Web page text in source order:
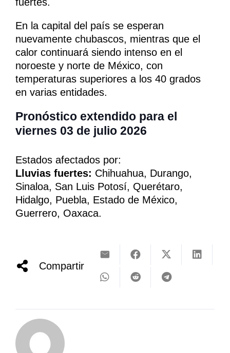
En la capital del país se esperan
nuevamente chubascos, mientras que el
calor continuará siendo intenso en el
noroeste y norte de México, con
temperaturas superiores a los 40 grados
en varias entidades.
Pronóstico extendido para el
viernes 03 de julio 2026
Estados afectados por:
Lluvias fuertes: Chihuahua, Durango,
Sinaloa, San Luis Potosí, Querétaro,
Hidalgo, Puebla, Estado de México,
Guerrero, Oaxaca.
Compartir